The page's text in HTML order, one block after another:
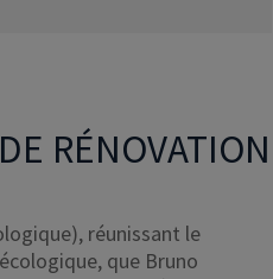
RÉNOVATION
réunissant le
que Bruno